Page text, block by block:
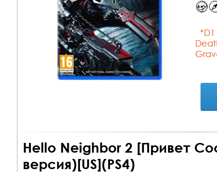
Hello Neighbor 2 [Привет
версия)[US](PS4)